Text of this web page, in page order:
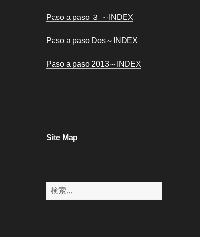
Paso a paso ３ ～INDEX
Paso a paso Dos～INDEX
Paso a paso 2013～INDEX
Site Map
検
索: